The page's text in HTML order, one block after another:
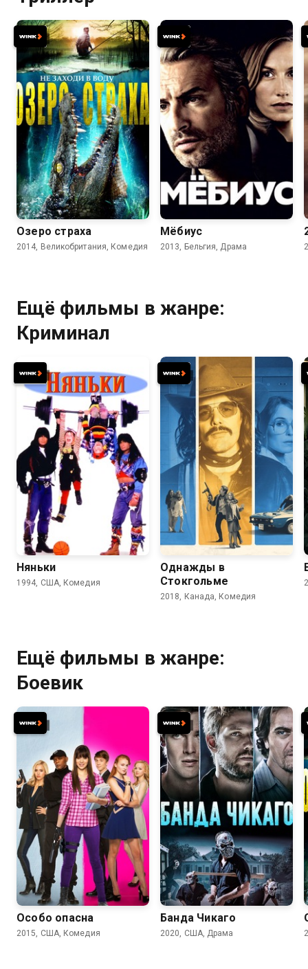
4.1 4.0
Озеро страха
2014, Великобритания, Комедия
6.3 6.2
Мёбиус
2013, Бельгия, Драма
Ещё фильмы в жанре:
Криминал
7.2
Няньки
1994, США, Комедия
6.5
Однажды в
Стокгольме
2018, Канада, Комедия
Ещё фильмы в жанре:
Боевик
5.4 5.4
Особо опасна
2015, США, Комедия
6.4 5.3
Банда Чикаго
2020, США, Драма